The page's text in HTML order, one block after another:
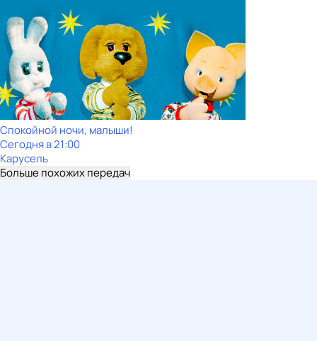
Спокойной ночи, малыши!
Сегодня в 21:00
Карусель
Больше похожих передач